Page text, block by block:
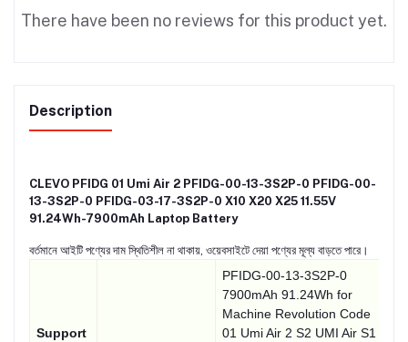
There have been no reviews for this product yet.
Description
CLEVO PFIDG 01 Umi Air 2 PFIDG-00-13-3S2P-0 PFIDG-00-
13-3S2P-0 PFIDG-03-17-3S2P-0 X10 X20 X25 11.55V
91.24Wh-7900mAh Laptop Battery
বর্তমানে আইটি পণ্যের দাম স্থিতিশীল না থাকায়, ওয়েবসাইটে দেয়া পণ্যের মূল্য বাড়তে পারে।
Support
PFIDG-00-13-3S2P-0
7900mAh 91.24Wh for
Machine Revolution Code
01 Umi Air 2 S2 UMI Air S1